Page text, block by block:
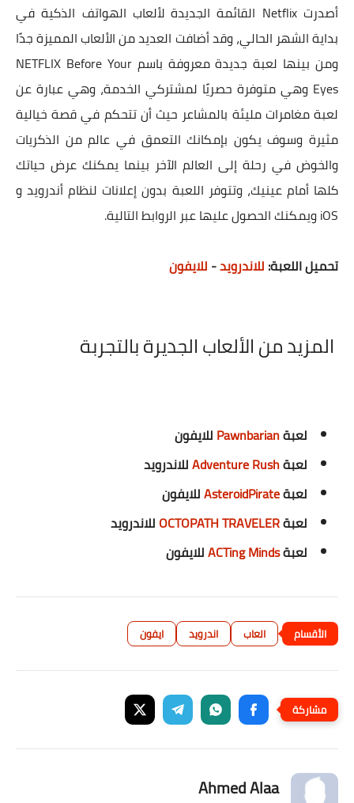
أصدرت Netflix القائمة الجديدة لألعاب الهواتف الذكية في
بداية الشهر الحالي، وقد أضافت العديد من الألعاب المميزة جدًا
ومن بينها لعبة جديدة معروفة باسم NETFLIX Before Your
Eyes وهي متوفرة حصريًا لمشتركي الخدمة، وهي عبارة عن
لعبة مغامرات مليئة بالمشاعر حيث أن تتحكم في قصة خيالية
مثيرة وسوف يكون بإمكانك التعمق في عالم من الذكريات
والخوض في رحلة إلى العالم الآخر بينما يمكنك عرض حياتك
كلها أمام عينيك، وتتوفر اللعبة بدون إعلانات لنظام أندرويد و
iOS ويمكنك الحصول عليها عبر الروابط التالية.
تحميل اللعبة: للاندرويد- للايفون
المزيد من الألعاب الجديرة بالتجربة
لعبةPawnbarian للايفون
لعبةAdventure Rushللاندرويد
لعبةAsteroidPirateللايفون
لعبةOCTOPATH TRAVELER للاندرويد
لعبةACTing Mindsللايفون
العاب اندرويد ايفون
Ahmed Alaa